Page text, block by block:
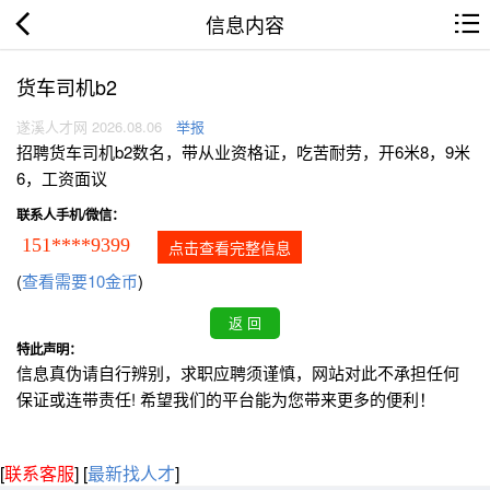
信息内容
货车司机b2
遂溪人才网 2026.08.06 举报
招聘货车司机b2数名，带从业资格证，吃苦耐劳，开6米8，9米
6，工资面议
联系人手机/微信：
151****9399 点击查看完整信息
(查看需要10金币)
特此声明：
信息真伪请自行辨别，求职应聘须谨慎，网站对此不承担任何
保证或连带责任! 希望我们的平台能为您带来更多的便利！
[联系客服] [最新找人才]